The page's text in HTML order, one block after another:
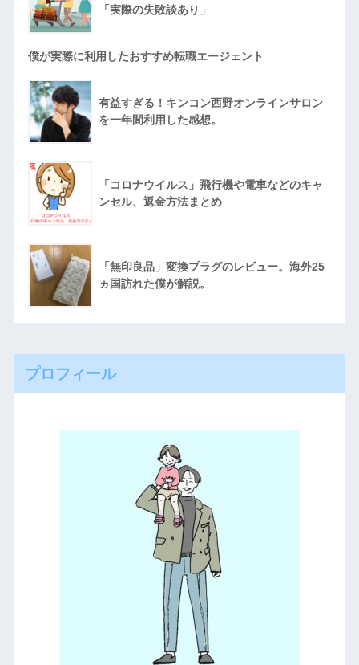
「実際の失敗談あり」
僕が実際に利用したおすすめ転職エージェント
有益すぎる！キンコン西野オンラインサロン
を一年間利用した感想。
「コロナウイルス」飛行機や電車などのキャ
ンセル、返金方法まとめ
「無印良品」変換プラグのレビュー。海外25
ヵ国訪れた僕が解説。
プロフィール